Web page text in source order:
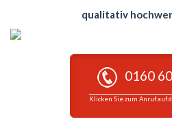
qualitativ
0160
Klicken Sie zum Anruf auf